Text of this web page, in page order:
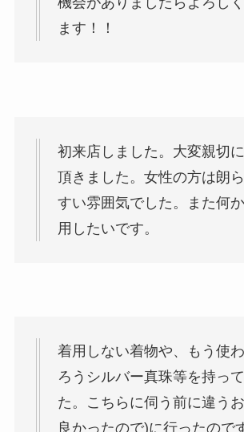
ます！！
初来店しました。大変親切
頂きました。女性の方は朗
すい雰囲気でした。また何
用したいです。
着用しない着物や、もう使
ろうシルバー真珠等を持っ
た。こちらに伺う前に違う
良かったので)に行ったので